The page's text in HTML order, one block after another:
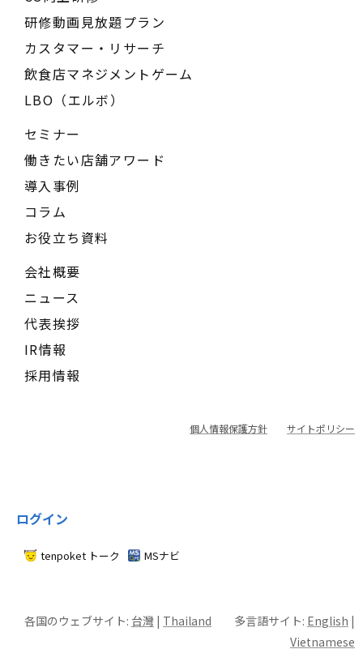
研修動画見放題プラン
カスタマー・リサーチ
飲食店マネジメントゲーム
LBO（エルボ）
セミナー
働きたい店舗アワード
導入事例
コラム
お役立ち資料
会社概要
ニュース
代表挨拶
IR情報
採用情報
個人情報保護方針 サイトポリシー
ログイン
tenpoket トーク MSナビ
各国のウェブサイト: 台灣 | Thailand 多言語サイト: English |
Vietnamese